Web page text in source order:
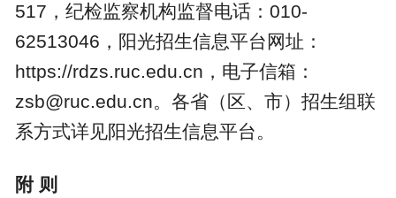
517 ，纪检监察机构监督电话：010-
62513046 ，阳光招生信息平台网址：
https://rdzs.ruc.edu.cn ，电子信箱：
zsb@ruc.edu.cn。各省（区、市）招生组联
系方式详见阳光招生信息平台。
附 则